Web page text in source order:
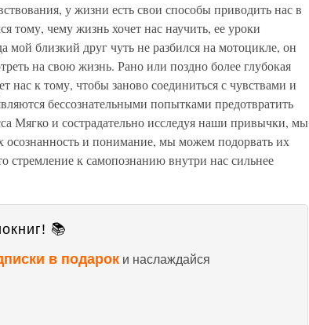
у жизни есть свои способы приводить нас в
тому, чему жизнь хочет нас научить, ее уроки
мой близкий друг чуть не разбился на мотоцикле, он
на свою жизнь. Рано или поздно более глубокая
нас к тому, чтобы заново соединиться с чувствами и
бессознательными попытками предотвратить
Мягко и сострадательно исследуя наши привычки, мы
и понимание, мы можем подорвать их
стремление к самопознанию внутри нас сильнее
📚
в подарок и наслаждайся